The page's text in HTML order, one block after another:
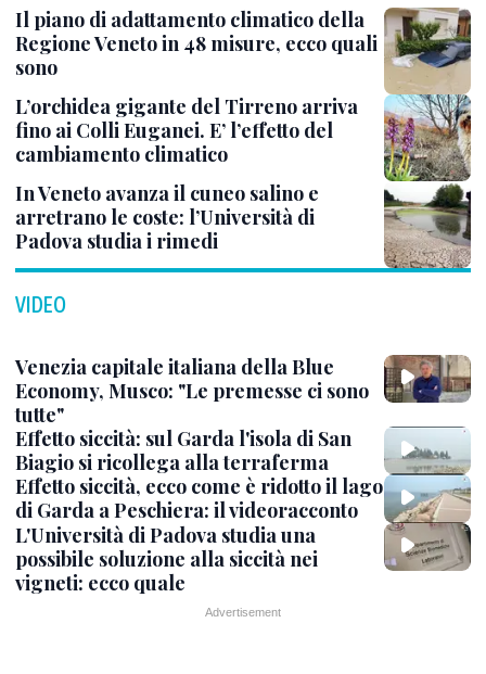
Il piano di adattamento climatico della
Regione Veneto in 48 misure, ecco quali
sono
L’orchidea gigante del Tirreno arriva
fino ai Colli Euganei. E’ l’effetto del
cambiamento climatico
In Veneto avanza il cuneo salino e
arretrano le coste: l’Università di
Padova studia i rimedi
VIDEO
Venezia capitale italiana della Blue
Economy, Musco: "Le premesse ci sono
tutte"
Effetto siccità: sul Garda l'isola di San
Biagio si ricollega alla terraferma
Effetto siccità, ecco come è ridotto il lago
di Garda a Peschiera: il videoracconto
L'Università di Padova studia una
possibile soluzione alla siccità nei
vigneti: ecco quale